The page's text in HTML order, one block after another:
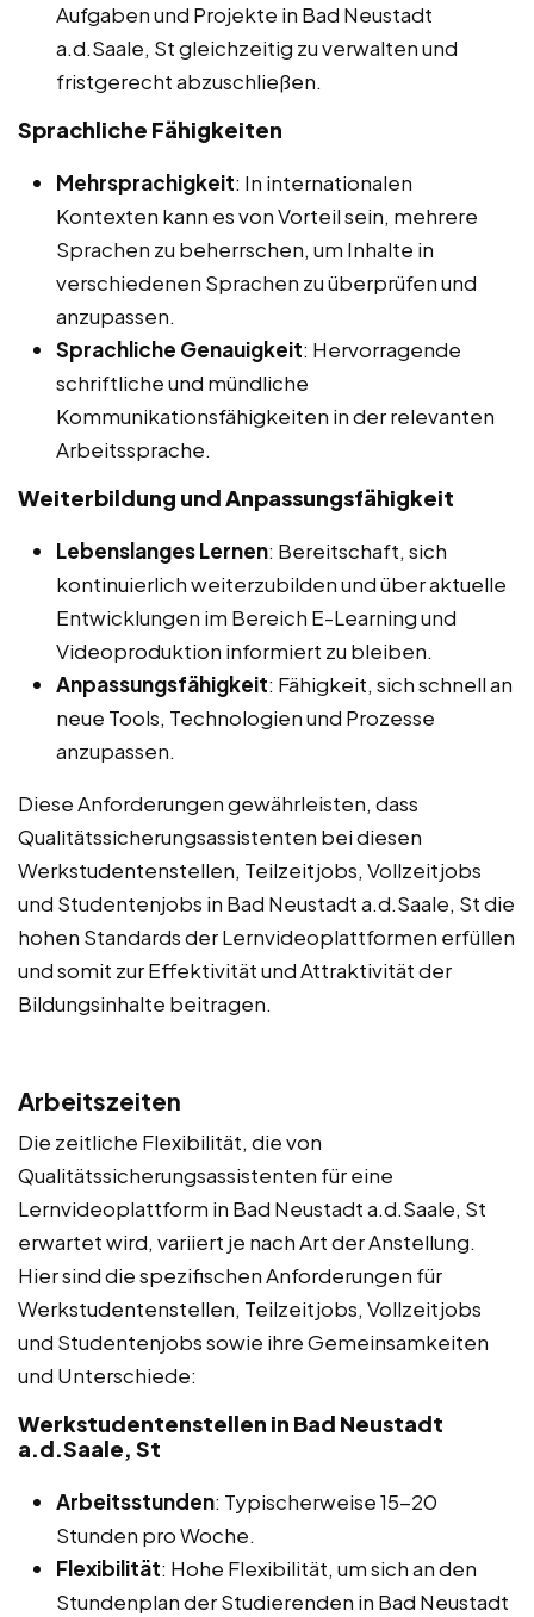
Aufgaben und Projekte in Bad Neustadt
a.d.Saale, St gleichzeitig zu verwalten und
fristgerecht abzuschließen.
Sprachliche Fähigkeiten
Mehrsprachigkeit: In internationalen
Kontexten kann es von Vorteil sein, mehrere
Sprachen zu beherrschen, um Inhalte in
verschiedenen Sprachen zu überprüfen und
anzupassen.
Sprachliche Genauigkeit: Hervorragende
schriftliche und mündliche
Kommunikationsfähigkeiten in der relevanten
Arbeitssprache.
Weiterbildung und Anpassungsfähigkeit
Lebenslanges Lernen: Bereitschaft, sich
kontinuierlich weiterzubilden und über aktuelle
Entwicklungen im Bereich E-Learning und
Videoproduktion informiert zu bleiben.
Anpassungsfähigkeit: Fähigkeit, sich schnell an
neue Tools, Technologien und Prozesse
anzupassen.
Diese Anforderungen gewährleisten, dass
Qualitätssicherungsassistenten bei diesen
Werkstudentenstellen, Teilzeitjobs, Vollzeitjobs
und Studentenjobs in Bad Neustadt a.d.Saale, St die
hohen Standards der Lernvideoplattformen erfüllen
und somit zur Effektivität und Attraktivität der
Bildungsinhalte beitragen.
Arbeitszeiten
Die zeitliche Flexibilität, die von
Qualitätssicherungsassistenten für eine
Lernvideoplattform in Bad Neustadt a.d.Saale, St
erwartet wird, variiert je nach Art der Anstellung.
Hier sind die spezifischen Anforderungen für
Werkstudentenstellen, Teilzeitjobs, Vollzeitjobs
und Studentenjobs sowie ihre Gemeinsamkeiten
und Unterschiede:
Werkstudentenstellen in Bad Neustadt
a.d.Saale, St
Arbeitsstunden: Typischerweise 15-20
Stunden pro Woche.
Flexibilität: Hohe Flexibilität, um sich an den
Stundenplan der Studierenden in Bad Neustadt